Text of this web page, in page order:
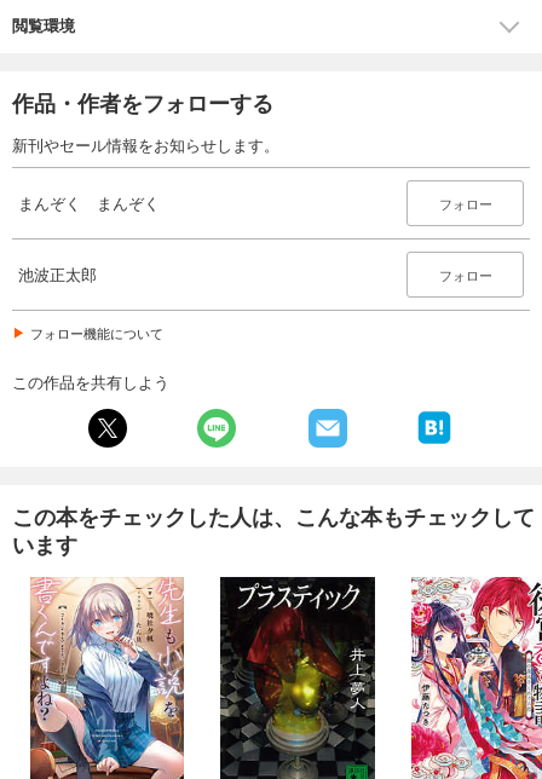
閲覧環境
作品・作者をフォローする
新刊やセール情報をお知らせします。
まんぞく まんぞく フォロー
池波正太郎 フォロー
フォロー機能について
この作品を共有しよう
この本をチェックした人は、こんな本もチェックして
います